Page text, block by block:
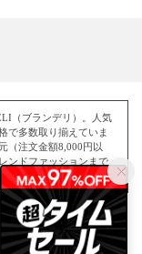
（ブランデリ）。人気
で多数取り揃えていま
（注文金額8,000円以
ンドファッションまで、